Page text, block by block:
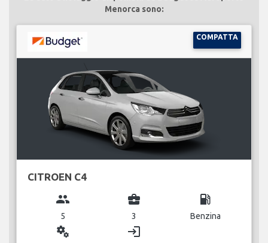
Menorca sono:
COMPATTA
CITROEN C4
group
5
business_center
3
local_gas_station
Benzina
miscellaneous_services login